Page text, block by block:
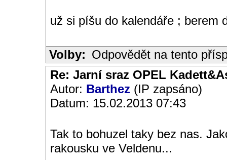
už si píšu do kalendáře ; berem
Volby: Odpovědět na tento
Re: Jarní sraz OPEL
Autor: Barthez (IP zapsáno)
Datum: 15.02.2013 07:43
Tak to bohuzel taky bez nas.
rakousku ve Veldenu...